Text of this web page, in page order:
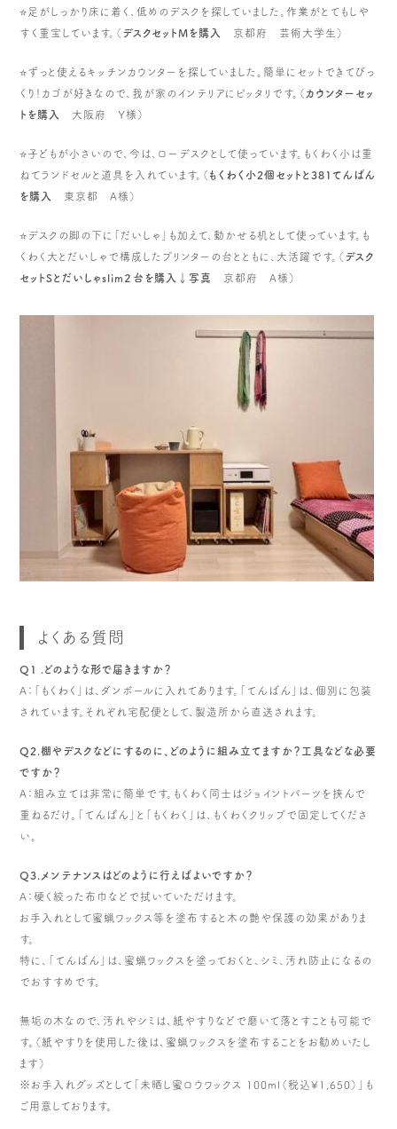
⭐️足がしっかり床に着く、低めのデスクを探していました。作業がとてもしや
すく重宝しています。（ デスクセットMを購入 京都府 芸術大学生）
⭐️ずっと使えるキッチンカウンターを探していました。簡単にセットできてびっ
くり！カゴが好きなので、我が家のインテリアにピッタリです。（ カウンターセッ
トを購入
大阪府 Y様）
⭐️子どもが小さいので、今は、ローデスクとして使っています。もくわく小は重
ねてランドセルと道具を入れています。（ もくわく小2個セットと381てんばん
を購入
東京都 A様）
⭐️デスクの脚の下に「だいしゃ」も加えて、動かせる机として使っています。も
くわく大とだいしゃで構成したプリンターの台とともに、大活躍です。（ デスク
セットSとだいしゃslim２台を購入↓写真
京都府 A様）
よくある質問
Q1 .どのような形で届きますか？
A：「もくわく」は、ダンボールに入れてあります。「てんばん」は、個別に包装
されています。それぞれ宅配便として、製造所から直送されます。
Q2.棚やデスクなどにするのに、どのように組み立てますか？工具などな必要
ですか？
A：組み立ては非常に簡単です。もくわく同士はジョイントパーツを挟んで
重ねるだけ。「てんばん」と「もくわく」は、もくわくクリップで固定してくださ
い。
Q3.メンテナンスはどのように行えばよいですか？
A：硬く絞った布巾などで拭いていただけます。
お手入れとして蜜蝋ワックス等を塗布すると木の艶や保護の効果がありま
す。
特に、「てんばん」は、蜜蝋ワックスを塗っておくと、シミ、汚れ防止になるの
でおすすめです。
無垢の木なので、汚れやシミは、紙やすりなどで磨いて落とすことも可能で
す。（紙やすりを使用した後は、蜜蝋ワックスを塗布することをお勧めいたし
ます）
※お手入れグッズとして「未晒し蜜ロウワックス 100ml（税込¥1,650）」も
ご用意しております。